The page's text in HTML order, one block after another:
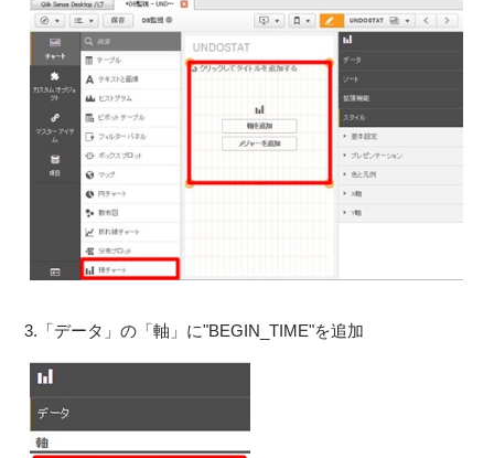
3.「データ」の「軸」に"BEGIN_TIME"を追加